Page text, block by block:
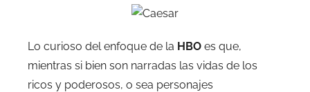
Lo curioso del enfoque de la HBO es que,
mientras si bien son narradas las vidas de los
ricos y poderosos, o sea personajes